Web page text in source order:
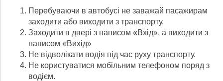
Перебуваючи в автобусі не заважай пасажирам
заходити або виходити з транспорту.
Заходити в двері з написом «Вхід», а виходити з
написом «Вихід»
Не відволікати водія під час руху транспорту.
Не користуватися мобільним телефоном поряд з
водієм.